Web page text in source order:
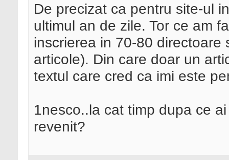
De precizat ca pentru site-ul
ultimul an de zile. Tor ce am
inscrierea in 70-80
articole). Din care doar un
textul care cred ca imi este
1nesco..la cat timp dupa ce
revenit?